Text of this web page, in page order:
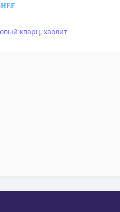
кварц, хаолит